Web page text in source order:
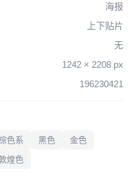
海报
上下贴片
无
1242 × 2208 px
196230421
色系 黑色
金色
煌色